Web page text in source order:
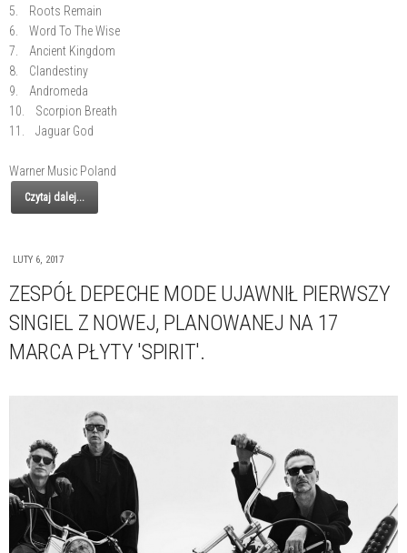
5. Roots Remain
6. Word To The Wise
7. Ancient Kingdom
8. Clandestiny
9. Andromeda
10. Scorpion Breath
11. Jaguar God
Warner Music Poland
Czytaj dalej...
LUTY 6, 2017
ZESPÓŁ DEPECHE MODE UJAWNIŁ PIERWSZY
SINGIEL Z NOWEJ, PLANOWANEJ NA 17
MARCA PŁYTY 'SPIRIT'.